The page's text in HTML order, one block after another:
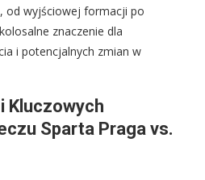
od wyjściowej formacji po
znaczenie dla
i potencjalnych zmian w
Kluczowych
Sparta Praga vs.